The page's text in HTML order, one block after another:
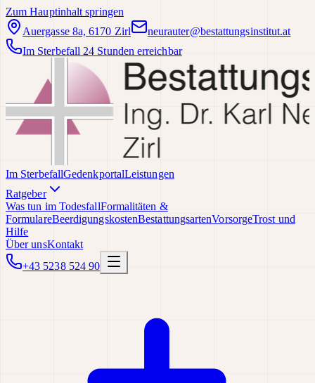
Zum Hauptinhalt springen
Auergasse 8a, 6170 Zirl
neurauter@bestattungsinstitut.at
Im Sterbefall 24 Stunden erreichbar
Im SterbefallGedenkportalLeistungen
Ratgeber
Was tun im TodesfallFormalitäten &
FormulareBeerdigungskostenBestattungsartenVorsorgeTrost und
Hilfe
Über unsKontakt
+43 5238 524 90